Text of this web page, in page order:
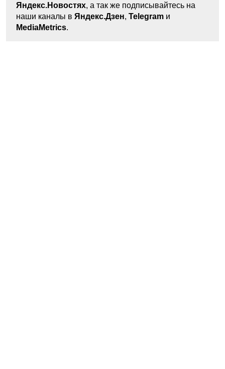
Яндекс.Новостях, а так же подписывайтесь на
наши каналы в Яндекс.Дзен, Telegram и
MediaMetrics.